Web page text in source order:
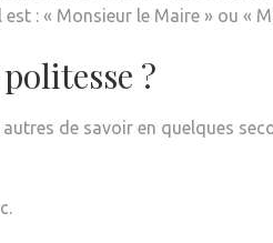
: « Monsieur le Maire » ou «
?
de savoir en quelques